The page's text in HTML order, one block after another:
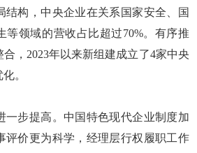
结构，中央企业在关系国家安全、国
等领域的营收占比超过70%。有序推
，2023年以来新组建成立了4家中央
。
步提高。中国特色现代企业制度加
评价更为科学，经理层行权履职工作